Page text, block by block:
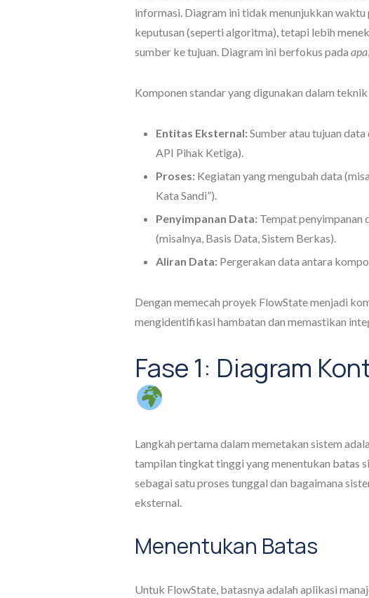
informasi. Diagram ini tidak menunjukkan
keputusan (seperti algoritma), tetapi lebih
sumber ke tujuan. Diagram ini berfokus pada apa
Komponen standar yang digunakan dalam
Entitas Eksternal:Sumber atau tujuan data
API Pihak Ketiga).
Proses: Kegiatan yang mengubah data
Kata Sandi”).
Penyimpanan Data: Tempat penyimpanan
(misalnya, Basis Data, Sistem Berkas).
Aliran Data: Pergerakan data antara
Dengan memecah proyek FlowState menjadi
mengidentifikasi hambatan dan memastikan
Fase 1: Diagram
Langkah pertama dalam memetakan sistem
tampilan tingkat tinggi yang menentukan batas
sebagai satu proses tunggal dan bagaimana
eksternal.
Menentukan Batas
Untuk FlowState, batasnya adalah aplikasi